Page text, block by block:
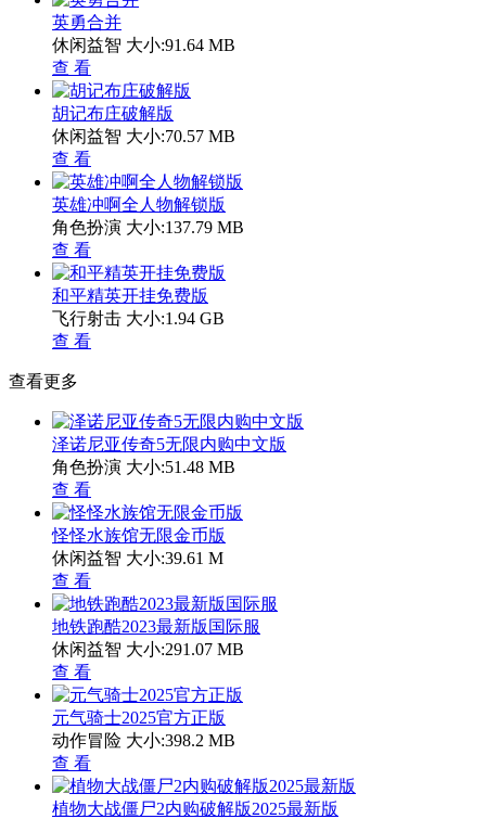
英勇合并
休闲益智 大小:91.64 MB
查 看
胡记布庄破解版
休闲益智 大小:70.57 MB
查 看
英雄冲啊全人物解锁版
角色扮演 大小:137.79 MB
查 看
和平精英开挂免费版
飞行射击 大小:1.94 GB
查 看
查看更多
泽诺尼亚传奇5无限内购中文版
角色扮演 大小:51.48 MB
查 看
怪怪水族馆无限金币版
休闲益智 大小:39.61 M
查 看
地铁跑酷2023最新版国际服
休闲益智 大小:291.07 MB
查 看
元气骑士2025官方正版
动作冒险 大小:398.2 MB
查 看
植物大战僵尸2内购破解版2025最新版